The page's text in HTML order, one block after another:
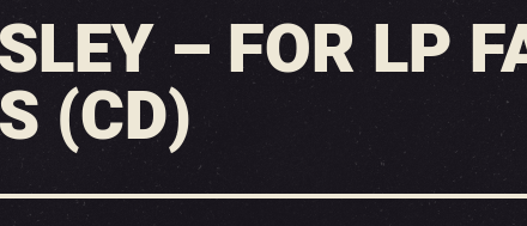
– FOR LP
(CD)